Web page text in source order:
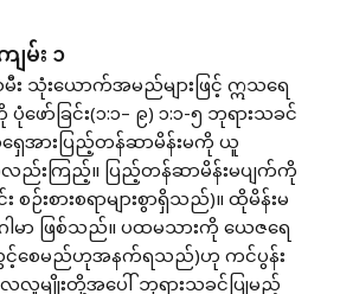
မ်း ၁
း သုံးယောက်အမည်များဖြင့် ဣသရေ
ာ်ခြင်း(၁:၁– ၉) ၁:၁-၅ ဘုရားသခင်
ေအားပြည့်တန်ဆာမိန်းမကို ယူ
လည်းကြည့်။ ပြည့်တန်ဆာမိန်းမပျက်ကို
ဉ်းစားစရာများစွာရှိသည်)။ ထိုမိန်းမ
မာ ဖြစ်သည်။ ပထမသားကို ယေဇရေ
စေမည်ဟုအနက်ရသည်)ဟု ကင်ပွန်း